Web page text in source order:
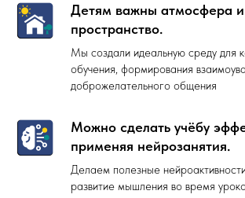
Детям важны атмосфера и
пространство.
Мы создали идеальную среду для
обучения, формирования
доброжелательного общения
Можно сделать учёбу
применяя нейрозанятия.
Делаем полезные
развитие мышления во время